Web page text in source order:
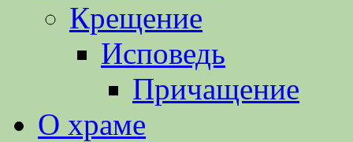
Крещение
Исповедь
Причащение
О храме